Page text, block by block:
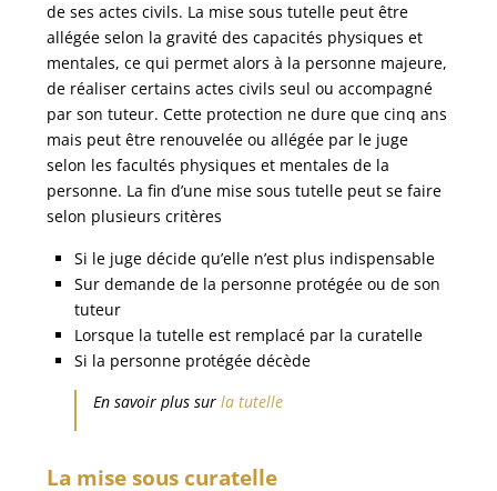
de ses actes civils. La mise sous tutelle peut être
allégée selon la gravité des capacités physiques et
mentales, ce qui permet alors à la personne majeure,
de réaliser certains actes civils seul ou accompagné
par son tuteur. Cette protection ne dure que cinq ans
mais peut être renouvelée ou allégée par le juge
selon les facultés physiques et mentales de la
personne. La fin d’une mise sous tutelle peut se faire
selon plusieurs critères
Si le juge décide qu’elle n’est plus indispensable
Sur demande de la personne protégée ou de son
tuteur
Lorsque la tutelle est remplacé par la curatelle
Si la personne protégée décède
En savoir plus sur la tutelle
La mise sous curatelle